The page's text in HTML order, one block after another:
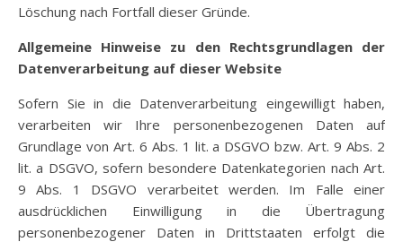
Löschung nach Fortfall dieser Gründe.
Allgemeine Hinweise zu den Rechtsgrundlagen der
Datenverarbeitung auf dieser Website
Sofern Sie in die Datenverarbeitung eingewilligt haben,
verarbeiten wir Ihre personenbezogenen Daten auf
Grundlage von Art. 6 Abs. 1 lit. a DSGVO bzw. Art. 9 Abs. 2
lit. a DSGVO, sofern besondere Datenkategorien nach Art.
9 Abs. 1 DSGVO verarbeitet werden. Im Falle einer
ausdrücklichen Einwilligung in die Übertragung
personenbezogener Daten in Drittstaaten erfolgt die